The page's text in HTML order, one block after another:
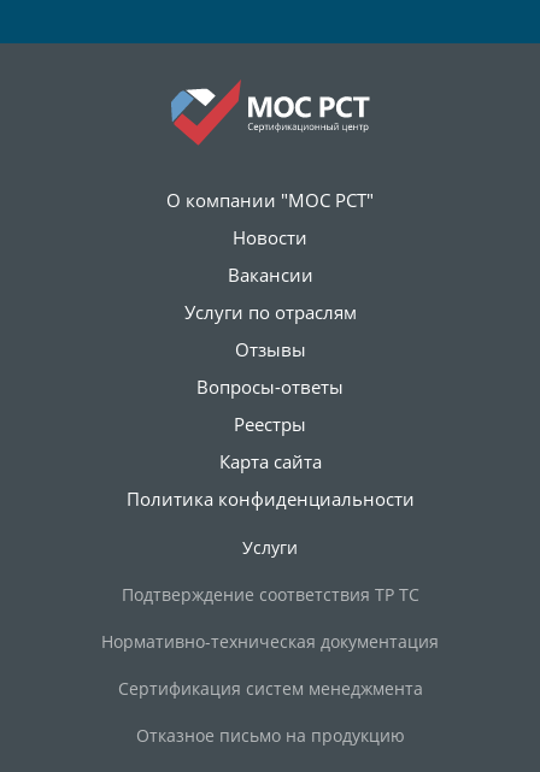
О компании "МОС РСТ"
Новости
Вакансии
Услуги по отраслям
Отзывы
Вопросы-ответы
Реестры
Карта сайта
Политика конфиденциальности
Услуги
Подтверждение соответствия ТР ТС
Нормативно-техническая документация
Сертификация систем менеджмента
Отказное письмо на продукцию